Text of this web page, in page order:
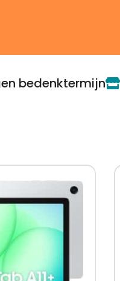
bedenktermijn